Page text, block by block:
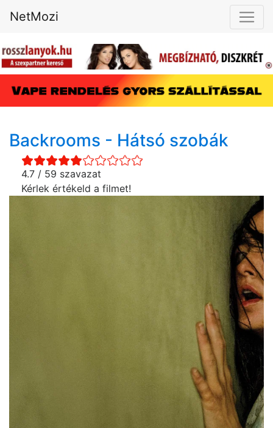
NetMozi
Backrooms - Hátsó szobák
4.7 / 59 szavazat
Kérlek értékeld a filmet!